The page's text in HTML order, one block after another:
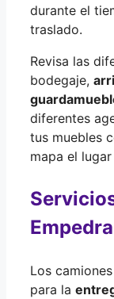
durante el
traslado.
Revisa las
bodegaje,
diferentes
tus muebles
mapa el
Los
para la